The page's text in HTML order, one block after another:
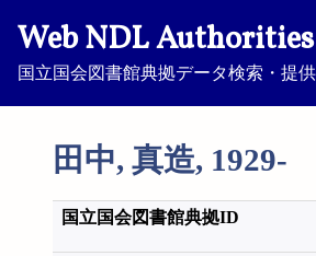
Web NDL Authorities
国立国会図書館典拠データ検索・提
田中, 真造, 1929-
国立国会図書館典拠ID